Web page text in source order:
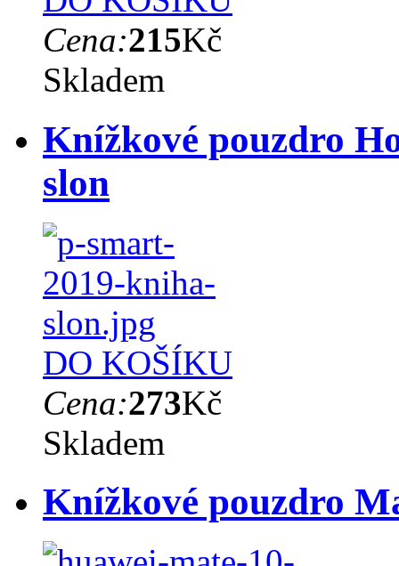
Cena:215Kč
Skladem
Knížkové pouzdro
slon
DO KOŠÍKU
Cena:273Kč
Skladem
Knížkové pouzdro